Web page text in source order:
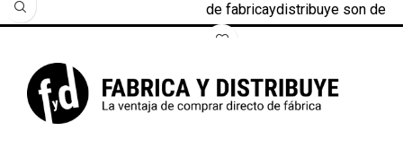
de fabricaydistribuye son de
excelente calidad con todos
modelos Garras Animal Print
Leopardo, Dalmata etc Color